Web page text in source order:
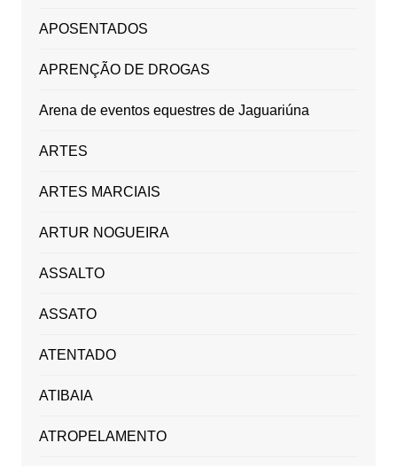
APOSENTADOS
APRENÇÃO DE DROGAS
Arena de eventos equestres de Jaguariúna
ARTES
ARTES MARCIAIS
ARTUR NOGUEIRA
ASSALTO
ASSATO
ATENTADO
ATIBAIA
ATROPELAMENTO